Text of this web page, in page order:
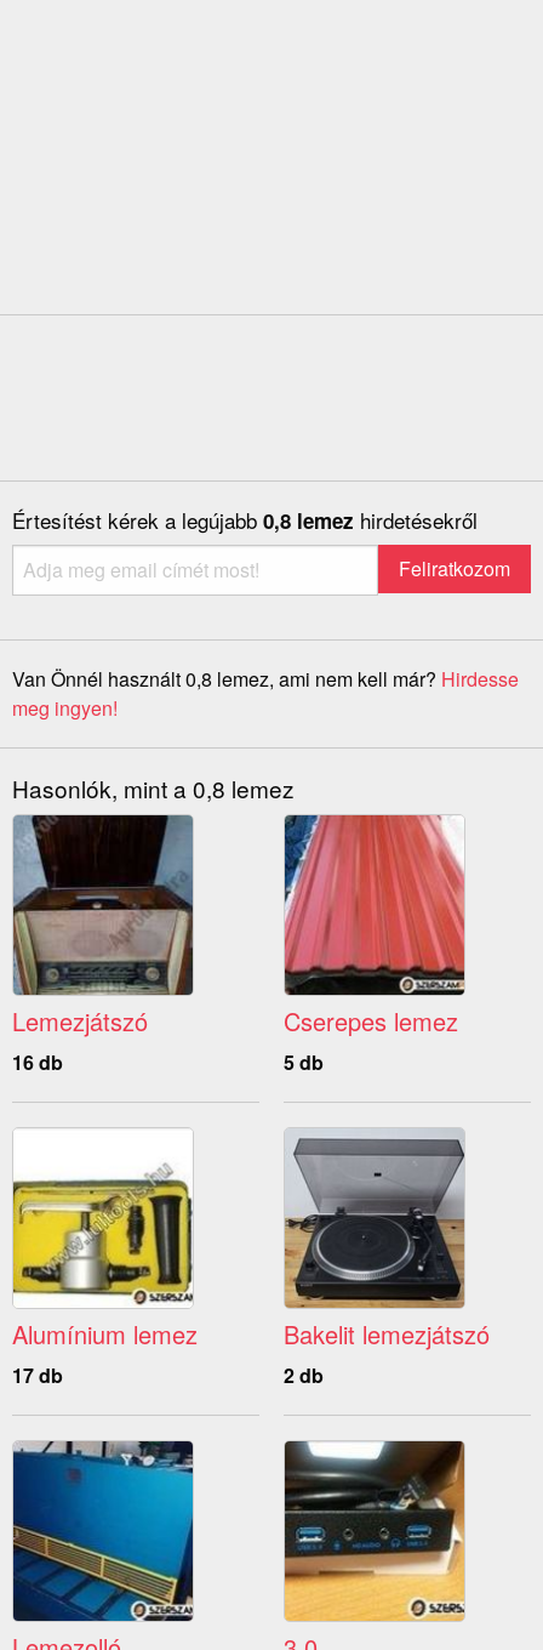
Értesítést kérek a legújabb 0,8 lemez hirdetésekről
Van Önnél használt 0,8 lemez, ami nem kell már? Hirdesse
meg ingyen!
Hasonlók, mint a 0,8 lemez
Lemezjátszó
16 db
Cserepes lemez
5 db
Alumínium lemez
17 db
Bakelit lemezjátszó
2 db